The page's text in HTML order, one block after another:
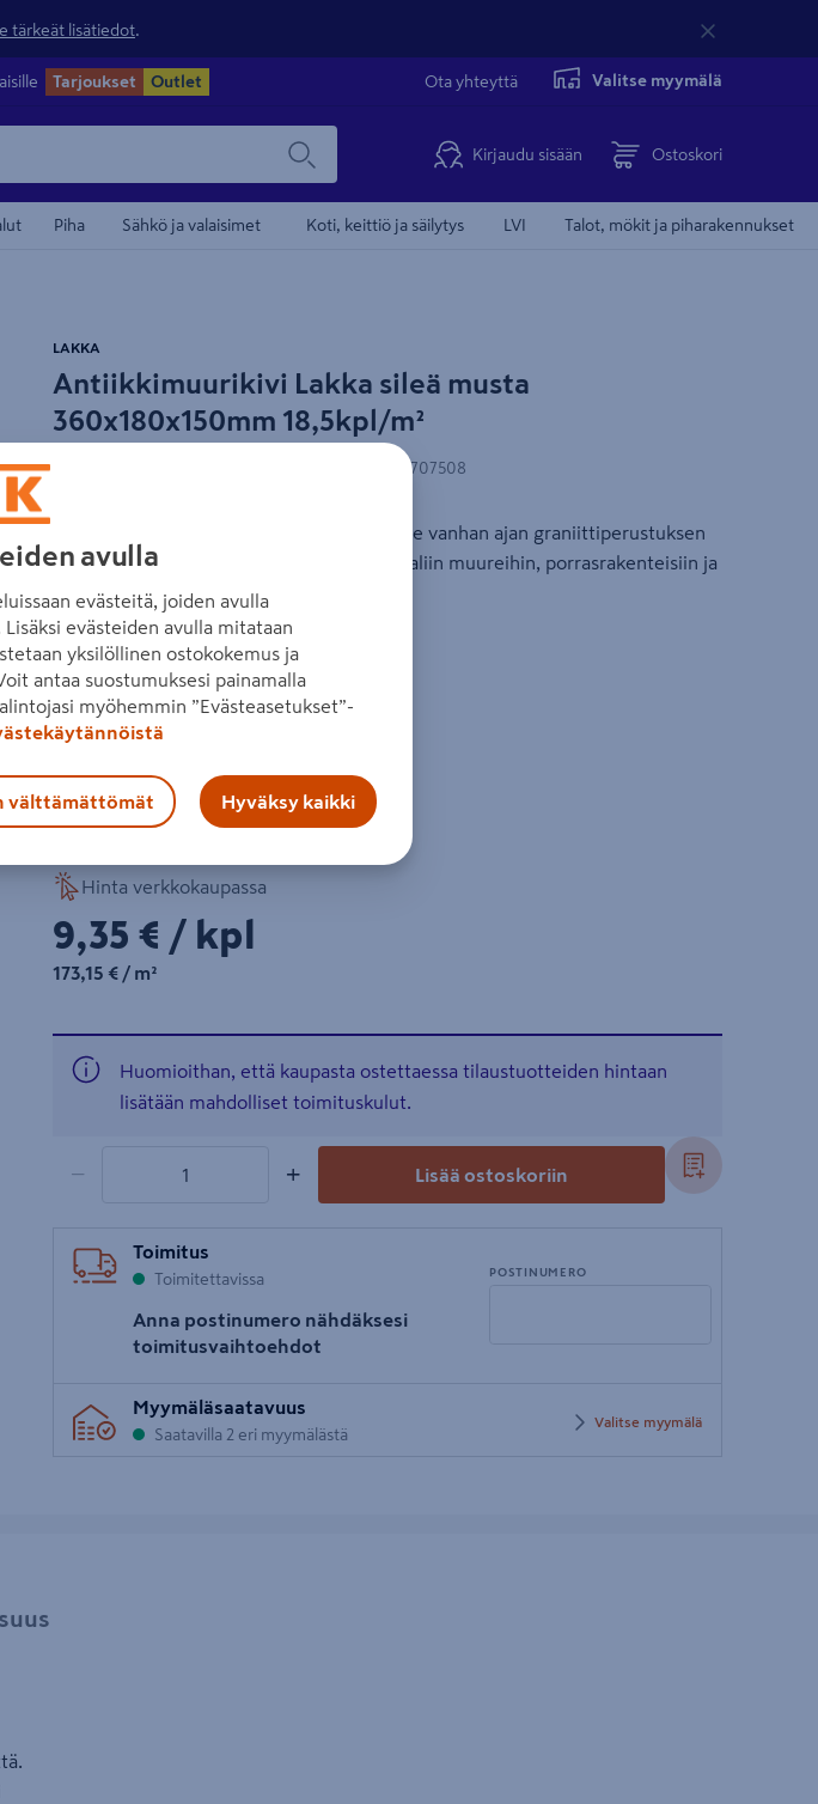
tärkeät lisätiedot
Tarjoukset Outlet Ota yhteyttä Valitse myymälä
Kirjaudu sisään Ostoskori
Piha Sähkö ja valaisimet Koti, keittiö ja säilytys LVI Talot, mökit ja piharakennukset
Antiikkimuurikivi Lakka sileä musta
360x180x150mm 18,5kpl/m²
LAKKA
6419184707508
Massiivinen Antiikkimuurikivi henkii pihoille vanhan ajan graniittiperustuksen
ilmettä. Antiikkimuurikiveä käytetään mataliin muureihin, porrasrakenteisiin ja
esimerkiksi kukka-altaiden reunakivinä.
koko 360 x 180 x 150
3,24 m²/lava
18,5 kpl/m²
Lue koko tuotekuvaus
Hinta verkkokaupassa
9,35€/kpl
9,35 € / kpl
173,15€/m²
173,15 € / m²
Huomioithan, että kaupasta ostettaessa tilaustuotteiden hintaan
lisätään mahdolliset toimituskulut.
− + Lisää ostoskoriin
Toimitus
Toimitettavissa
Anna postinumero nähdäksesi
toimitusvaihtoehdot
POSTINUMERO
postinumero
Myymäläsaatavuus
Saatavilla 2 eri myymälästä
Valitse myymälä
avulla
evästeitä, joiden avulla
evästeiden avulla mitataan
yksilöllinen ostokokemus ja
antaa suostumuksesi painamalla
myöhemmin ”Evästeasetukset”-
välttämättömät Hyväksy kaikki